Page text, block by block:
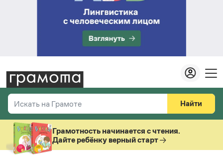
Искать на Грамоте
Справочная служба
Найти
Везде